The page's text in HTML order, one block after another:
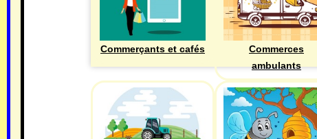
Commerçants et cafés
Commerces
ambulants